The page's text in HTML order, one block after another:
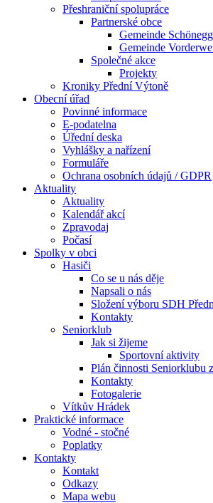
Přeshraniční spolupráce
Partnerské obce
Gemeinde Schönegg
Gemeinde
Společné akce
Projekty
Kroniky Přední Výtoně
Obecní úřad
Povinné informace
E-podatelna
Úřední deska
Vyhlášky a nařízení
Formuláře
Ochrana osobních údajů / GDPR
Aktuality
Aktuality
Kalendář akcí
Zpravodaj
Počasí
Spolky v obci
Hasiči
Co se u nás děje
Napsali o nás
Složení výboru SDH
Kontakty
Seniorklub
Jak si žijeme
Sportovní aktivity
Plán činnosti Seniorklubu
Kontakty
Fotogalerie
Vítkův Hrádek
Praktické informace
Vodné - stočné
Poplatky
Kontakty
Kontakt
Odkazy
Mapa webu